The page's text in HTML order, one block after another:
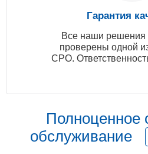
Гарантия
Все наши
проверены одной
СРО.
Полноценное
обслуживание